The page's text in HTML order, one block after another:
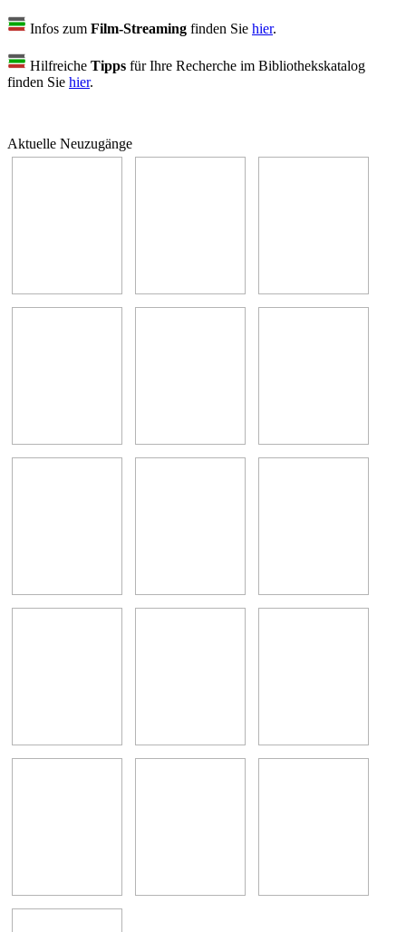
Infos zum Film-Streaming finden Sie hier.
Hilfreiche Tipps für Ihre Recherche im Bibliothekskatalog
finden Sie hier.
Aktuelle Neuzugänge